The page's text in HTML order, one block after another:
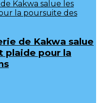
de Kakwa salue
plaide pour la